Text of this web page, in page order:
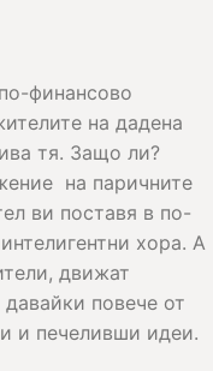
финансово
на дадена
тя. Защо ли?
на паричните
ви поставя в по-
хора. А
движат
повече от
и печеливши идеи.